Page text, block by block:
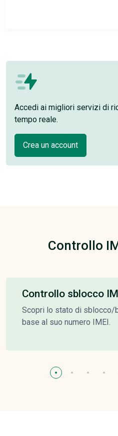
Accedi ai migliori servizi di
tempo reale.
Crea un account
Controllo
Controllo sblocco
Scopri lo stato di sblocco/
base al suo numero IMEI.